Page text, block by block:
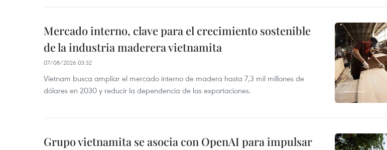
Mercado interno, clave para el crecimiento sostenible
de la industria maderera vietnamita
07/08/2026 03:32
Vietnam busca ampliar el mercado interno de madera hasta 7,3 mil millones de
dólares en 2030 y reducir la dependencia de las exportaciones.
Grupo vietnamita se asocia con OpenAI para impulsar